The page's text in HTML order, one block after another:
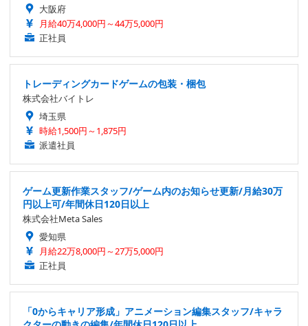
大阪府
月給40万4,000円～44万5,000円
正社員
トレーディングカードゲームの包装・梱包
株式会社バイトレ
埼玉県
時給1,500円～1,875円
派遣社員
ゲーム更新作業スタッフ/ゲーム内のお知らせ更新/月給30万
円以上可/年間休日120日以上
株式会社Meta Sales
愛知県
月給22万8,000円～27万5,000円
正社員
「0からキャリア形成」アニメーション編集スタッフ/キャラ